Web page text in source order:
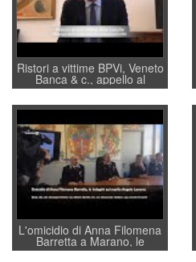
Ristori a vittime BPVi, Veneto
Banca & c., appello al
sottosegretario Alessio
Villarosa: per mettere ordine
convochi con Di Maio CNCU
a supporto della cabina di
regia al Mef
L'omicidio di Anna Filomena
Barretta a Marano, le
indagini dei carabinieri di